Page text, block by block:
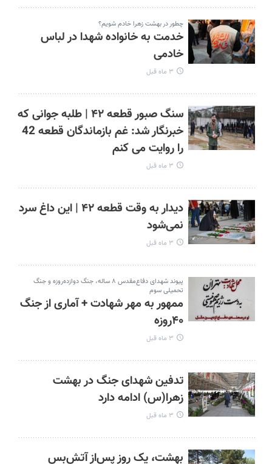
چطور در بهشت زهرا خادم شویم؟
خدمت به خانواده شهدا در لباس
خادمی
۳ ماه قبل
سنگ صبور قطعه ۴۲ | طلبه جوانی که
خبرنگار شد: غم بازماندگان قطعه 42
را روایت می کنم
۳ ماه قبل
دیدار به وقت قطعه ۴۲ | این داغ سرد
نمی‌شود
۳ ماه قبل
پیوند شهدای دفاع‌مقدس ۸ ساله، جنگ دوازده‌روزه و جنگ
تحمیلی سوم
ممهور به مهر شهادت + آماری از جنگ
۴۰روزه
۳ ماه قبل
تدفین شهدای جنگ در بهشت
زهرا(س) ادامه دارد
۳ ماه قبل
بهشت، یک روز پس‌از آتش‌بس